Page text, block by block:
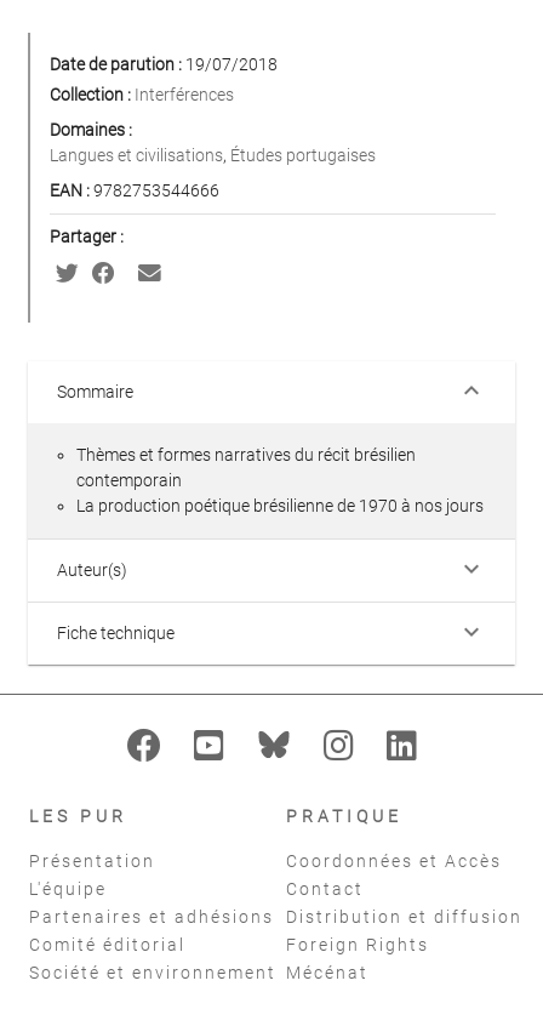
Date de parution : 19/07/2018
Collection : Interférences
Domaines :
Langues et civilisations, Études portugaises
EAN :9782753544666
Partager :
Sommaire keyboard_arrow_down
Thèmes et formes narratives du récit brésilien
contemporain
La production poétique brésilienne de 1970 à nos jours
Auteur(s) keyboard_arrow_down
Fiche technique keyboard_arrow_down
LES PUR
Présentation
L'équipe
Partenaires et adhésions
Comité éditorial
Société et environnement
PRATIQUE
Coordonnées et Accès
Contact
Distribution et diffusion
Foreign Rights
Mécénat